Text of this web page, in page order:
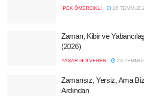
İPEK ÖMERCIKLI 26 TEMMUZ
Zaman, Kibir ve
(2026)
YAŞAR GÜLVEREN 23
Zamansız, Yersiz, Ama
Ardından